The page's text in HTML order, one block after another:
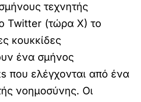
τεχνητής
Twitter (τώρα X) το
κουκκίδες
ένα σμήνος
που ελέγχονται από ένα
νοημοσύνης. Οι